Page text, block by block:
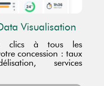
Visualisation
clics à tous les
concession : taux
services